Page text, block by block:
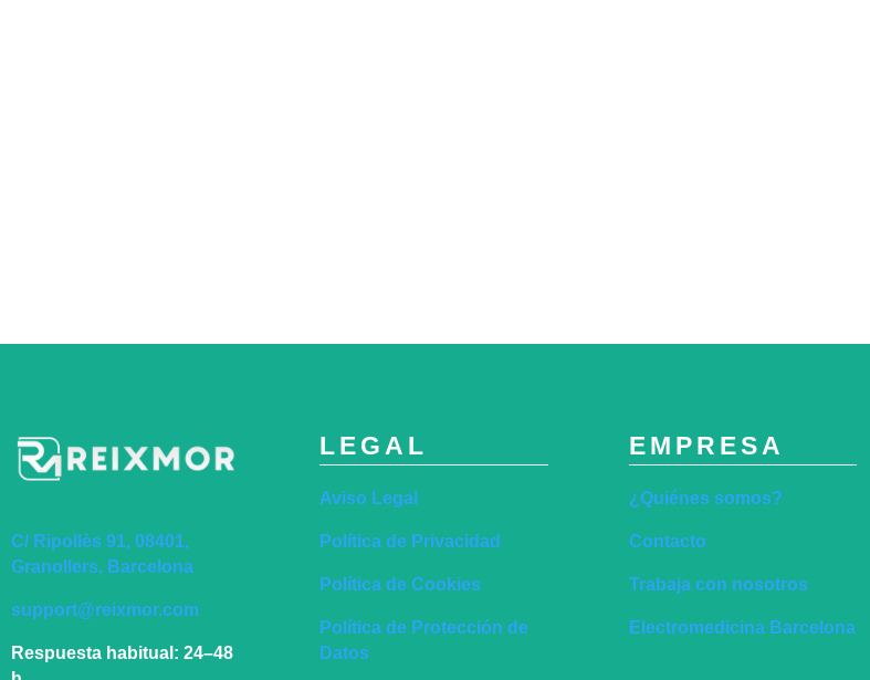
C/ Ripollès 91, 08401,
Granollers, Barcelona
support@reixmor.com
Respuesta habitual: 24–48
LEGAL
Aviso Legal
Política de Privacidad
Política de Cookies
Política de Protección de
Datos
EMPRESA
¿Quiénes somos?
Contacto
Trabaja con nosotros
Electromedicina Barcelona